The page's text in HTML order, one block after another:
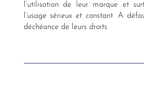
l’utilisation de leur marque et
l’usage sérieux et constant. A
déchéance de leurs droits.